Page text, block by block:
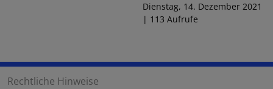
Dienstag, 14. Dezember 2021
| 113 Aufrufe
Rechtliche Hinweise